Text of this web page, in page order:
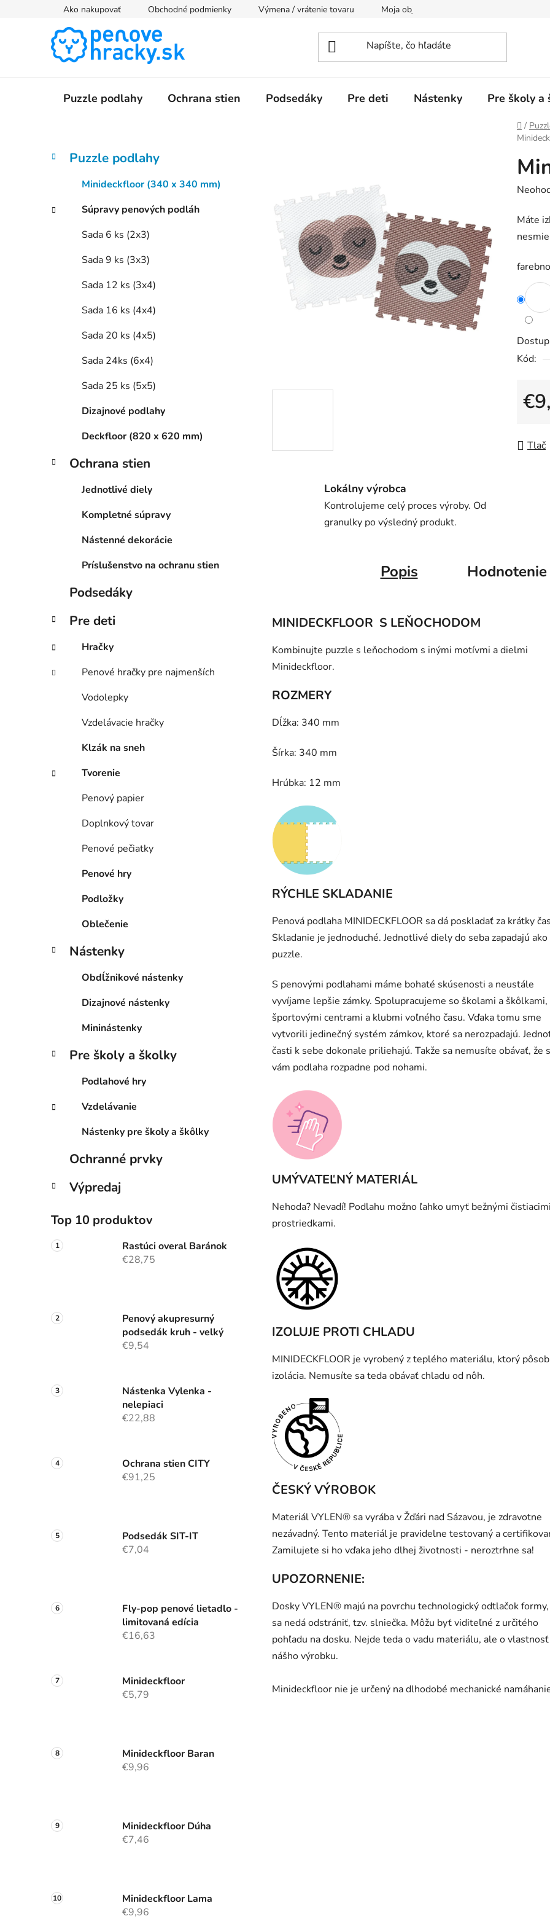
Ako nakupovať Obchodné podmienky Výmena / vrátenie tovaru Moja objednávka
Puzzle podlahy Ochrana stien Podsedáky Pre deti Nástenky Pre školy a
Domov
/
B
ý
Preskočiť
kategórie
K
a
g
ó
Puzzle podlahy
Minideckfloor (340 x 340 mm)
Súpravy penových podláh
Sada 6 ks (2x3)
Sada 9 ks (3x3)
Sada 12 ks (3x4)
Sada 16 ks (4x4)
Sada 20 ks (4x5)
Sada 24ks (6x4)
Sada 25 ks (5x5)
Dizajnové podlahy
Deckfloor (820 x 620 mm)
Ochrana stien
Jednotlivé diely
Kompletné súpravy
Nástenné dekorácie
Príslušenstvo na ochranu stien
Podsedáky
Pre deti
Hračky
Penové hračky pre najmenších
Vodolepky
Vzdelávacie hračky
Klzák na sneh
Tvorenie
Penový papier
Doplnkový tovar
Penové pečiatky
Penové hry
Podložky
Oblečenie
Nástenky
Obdĺžnikové nástenky
Dizajnové nástenky
Mininástenky
Pre školy a školky
Podlahové hry
Vzdelávanie
Nástenky pre školy a škôlky
Ochranné prvky
Výpredaj
Top 10 produktov
Rastúci overal Baránok
€28,75
Penový akupresurný
podsedák kruh - velký
€9,54
Nástenka Vylenka -
nelepiaci
€22,88
Ochrana stien CITY
€91,25
Podsedák SIT-IT
€7,04
Fly-pop penové lietadlo -
limitovaná edícia
€16,63
Minideckfloor
€5,79
Minideckfloor Baran
€9,96
Minideckfloor Dúha
€7,46
Minideckfloor Lama
€9,96
je
z
Máte
Kód:
Tlač
Lokálny výrobca
Kontrolujeme celý proces výroby. Od
granulky po výsledný produkt.
Popis Hodnotenie
MINIDECKFLOOR S LEŇOCHODOM
Kombinujte puzzle s leňochodom s inými motívmi a dielmi
Minideckfloor.
ROZMERY
Dĺžka: 340 mm
Šírka: 340 mm
Hrúbka: 12 mm
RÝCHLE SKLADANIE
Penová podlaha MINIDECKFLOOR sa dá poskladať za krátky
Skladanie je jednoduché. Jednotlivé diely do seba zapadajú ako
puzzle.
S penovými podlahami máme bohaté skúsenosti a neustále
vyvíjame lepšie zámky. Spolupracujeme so školami a škôlkami,
športovými centrami a klubmi voľného času. Vďaka tomu sme
vytvorili jedinečný systém zámkov, ktoré sa nerozpadajú.
časti k sebe dokonale priliehajú. Takže sa nemusíte obávať, že
vám podlaha rozpadne pod nohami.
UMÝVATEĽNÝ MATERIÁL
Nehoda? Nevadí! Podlahu možno ľahko umyť bežnými čistiacimi
prostriedkami.
IZOLUJE PROTI CHLADU
MINIDECKFLOOR je vyrobený z teplého materiálu, ktorý
izolácia. Nemusíte sa teda obávať chladu od nôh.
ČESKÝ VÝROBOK
Materiál VYLEN® sa vyrába v Žďári nad Sázavou, je zdravotne
nezávadný. Tento materiál je pravidelne testovaný a
Zamilujete si ho vďaka jeho dlhej životnosti - neroztrhne sa!
UPOZORNENIE:
Dosky VYLEN® majú na povrchu technologický odtlačok
sa nedá odstrániť, tzv. slniečka. Môžu byť viditeľné z určitého
pohľadu na dosku. Nejde teda o vadu materiálu, ale o vlastnosť
nášho výrobku.
Minideckfloor nie je určený na dlhodobé mechanické